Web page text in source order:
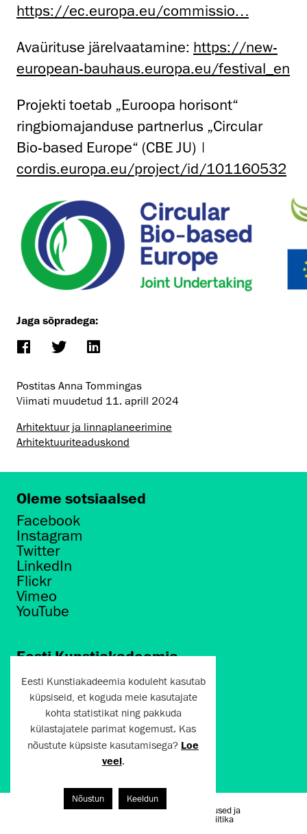
https://ec.europa.eu/commissio…
Avaürituse järelvaatamine: https://new-
european-bauhaus.europa.eu/festival_en
Projekti toetab „Euroopa horisont“
ringbiomajanduse partnerlus „Circular
Bio-based Europe“ (CBE JU) |
cordis.europa.eu/project/id/101160532
Jaga sõpradega:
Postitas Anna Tommingas
Viimati muudetud 11. aprill 2024
Arhitektuur ja linnaplaneerimine
Arhitektuuri­teaduskond
Oleme sotsiaalsed
Facebook
Instagram
Twitter
LinkedIn
Flickr
Vimeo
YouTube
Eesti Kunstiakadeemia
Põhja puiestee 7
Tallinn 10412
artun@artun.ee
+372 6267301
Liitu uudiskirjaga!
Kasutustingimused ja
privaatsuspoliitika
Eesti Kunstiakadeemia koduleht kasutab
küpsiseid, et koguda meie kasutajate
kohta statistikat ning pakkuda
külastajatele parimat kogemust. Kas
nõustute küpsiste kasutamisega? Loe
veel.
Nõustun Keeldun